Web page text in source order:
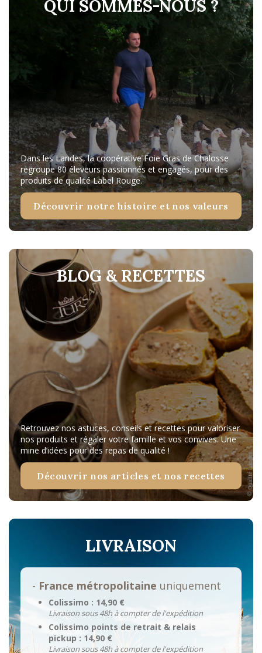
QUI SOMMES-NOUS ?
Dans les Landes, la coopérative Foie Gras de Chalosse
regroupe 80 éleveurs passionnés et engagés, pour des
produits de qualité Label Rouge.
Découvrir notre histoire et nos valeurs
BLOG & RECETTES
Retrouvez nos astuces, conseils et recettes pour valoriser
nos produits et régaler votre famille et vos convives. Une
mine d’idées pour des repas de qualité !
Découvrir nos articles et nos recettes
LIVRAISON
- France métropolitaine uniquement
Colissimo : 14,90 €
Livraison sous 48h à compter de l'expédition
Colissimo points de retrait & relais
pickup : 14,90 €
Livraison sous 48h à compter de l'expédition